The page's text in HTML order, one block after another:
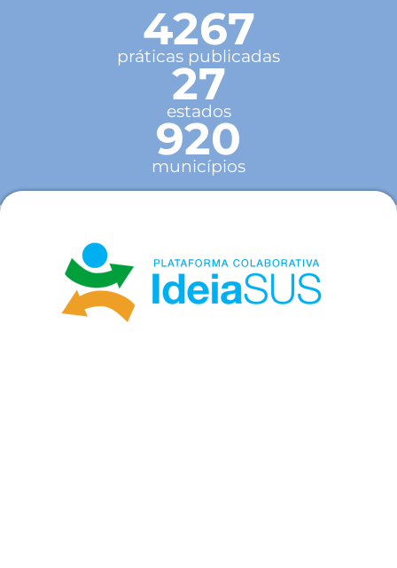
4267
práticas publicadas
27
estados
920
municípios